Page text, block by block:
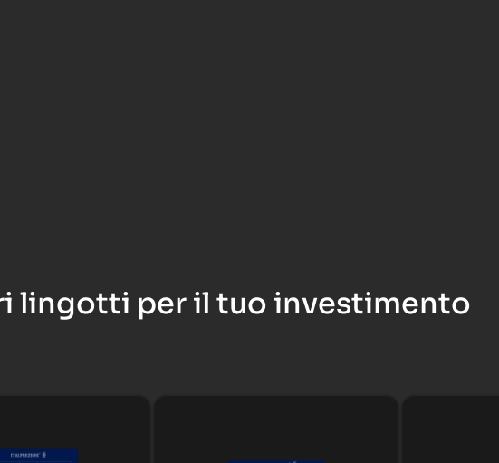
lingotti per il tuo investimento